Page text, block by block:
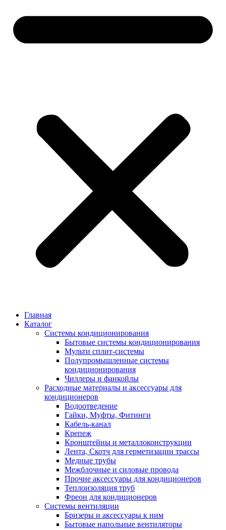
Главная
Каталог
Системы кондиционирования
Бытовые системы кондиционирования
Мульти сплит-системы
Полупромышленные системы
кондиционирования
Чиллеры и фанкойлы
Расходные материалы и аксессуары для
кондиционеров
Водоотведение
Гайки, Муфты, Фитинги
Кабель-канал
Крепеж
Кронштейны и металлоконструкции
Лента, Скотч для герметизации трассы
Медные трубы
Межблочные и силовые провода
Прочие аксессуары для кондиционеров
Теплоизоляция труб
Фреон для кондиционеров
Системы вентиляции
Бризеры и аксессуары к ним
Бытовые напольные вентиляторы